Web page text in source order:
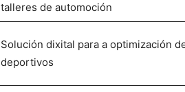
talleres de automoción
Solución dixital para a optimización
deportivos